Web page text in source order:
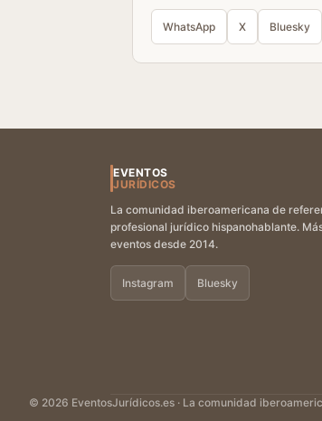
WhatsApp X Bluesky
EVENTOS
JURÍDICOS
La comunidad iberoamericana de
profesional jurídico hispanohablante.
eventos desde 2014.
Instagram Bluesky
© 2026 EventosJurídicos.es · La comunidad